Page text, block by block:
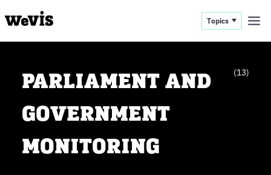
Topics
PARLIAMENT AND
GOVERNMENT
MONITORING
(13)